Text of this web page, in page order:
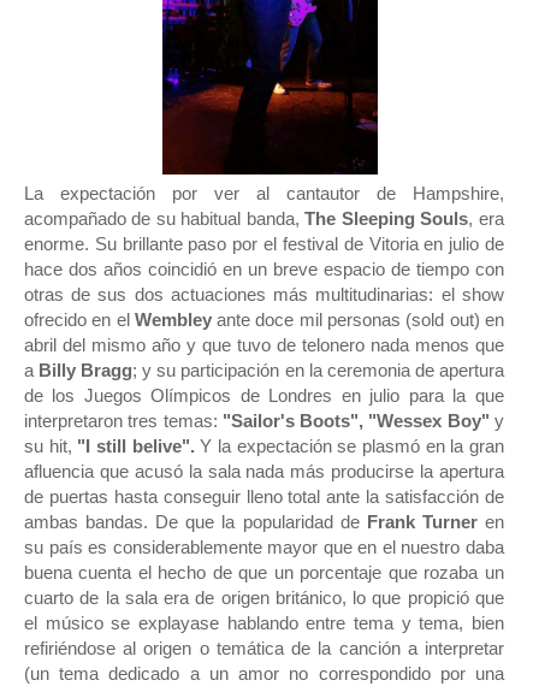
La expectación por ver al cantautor de Hampshire,
acompañado de su habitual banda,The Sleeping Souls, era
enorme. Su brillante paso por el festival de Vitoria en julio de
hace dos años coincidió en un breve espacio de tiempo con
otras de sus dos actuaciones más multitudinarias: el show
ofrecido en el Wembleyante doce mil personas (sold out) en
abril del mismo año y que tuvo de telonero nada menos que
a Billy Bragg; y su participación en la ceremonia de apertura
de los Juegos Olímpicos de Londres en julio para la que
interpretaron tres temas: "Sailor's Boots", "Wessex Boy" y
su hit, "I still belive".Y la expectación se plasmó en la gran
afluencia que acusó la sala nada más producirse la apertura
de puertas hasta conseguir lleno total ante la satisfacción de
ambas bandas. De que la popularidad de Frank Turner en
su país es considerablemente mayor que en el nuestro daba
buena cuenta el hecho de que un porcentaje que rozaba un
cuarto de la sala era de origen británico, lo que propició que
el músico se explayase hablando entre tema y tema, bien
refiriéndose al origen o temática de la canción a interpretar
(un tema dedicado a un amor no correspondido por una